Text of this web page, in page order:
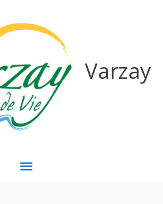
Varzay
MENU